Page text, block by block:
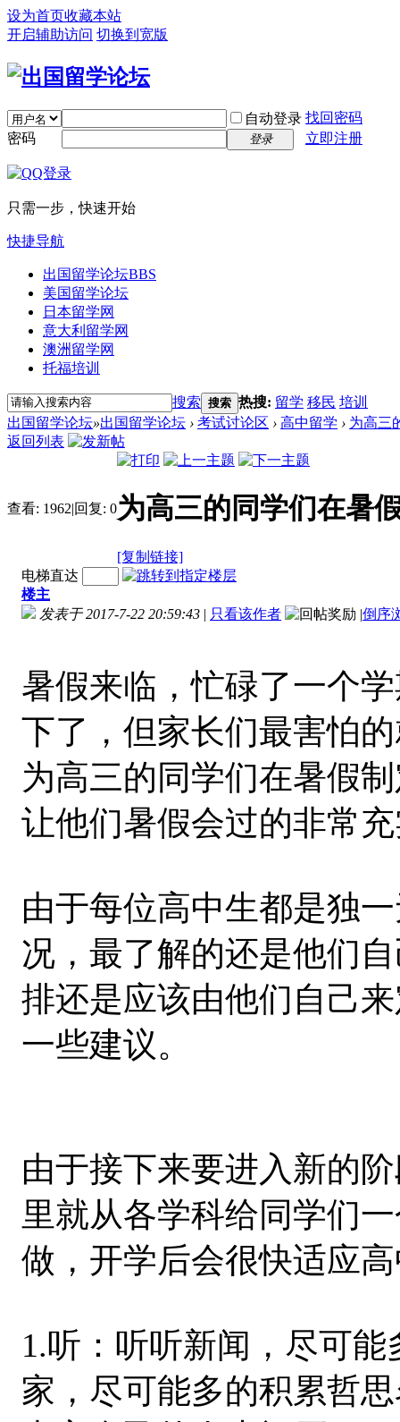
设为首页收藏本站
开启辅助访问 切换到宽版
自动登录 找回密码
密码
登录 立即注册
只需一步，快速开始
快捷导航
出国留学论坛BBS
美国留学论坛
日本留学网
意大利留学网
澳洲留学网
托福培训
搜索 搜索 热搜: 留学 移民 培训
出国留学论坛»出国留学论坛 › 考试讨论区 › 高中留学 › 为高三
返回列表
查看: 1962|回复: 0为高三的同学们在暑
[复制链接]
电梯直达
楼主
发表于 2017-7-22 20:59:43 | 只看该作者 |倒序
暑假来临，忙碌了一个
下了，但家长们最害怕
为高三的同学们在暑假
让他们暑假会过的非常
由于每位高中生都是独
况，最了解的还是他们
排还是应该由他们自己
一些建议。
由于接下来要进入新的
里就从各学科给同学们
做，开学后会很快适应
1.听：听听新闻，尽可
家，尽可能多的积累哲